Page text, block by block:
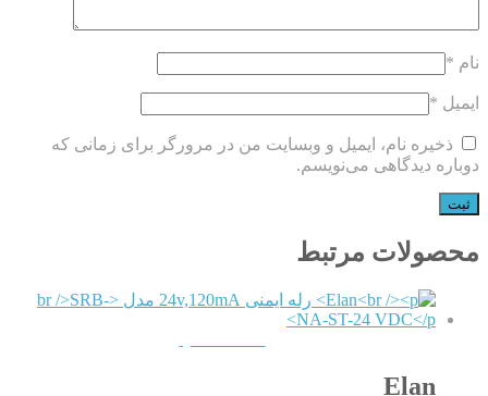
نام *
ایمیل *
ذخیره نام، ایمیل و وبسایت من در مرورگر برای زمانی که
دوباره دیدگاهی می‌نویسم.
محصولات مرتبط
Elan